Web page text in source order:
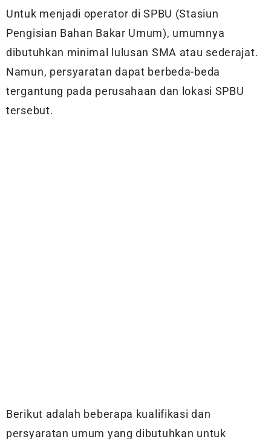
Untuk menjadi operator di SPBU (Stasiun
Pengisian Bahan Bakar Umum), umumnya
dibutuhkan minimal lulusan SMA atau sederajat.
Namun, persyaratan dapat berbeda-beda
tergantung pada perusahaan dan lokasi SPBU
tersebut.
Berikut adalah beberapa kualifikasi dan
persyaratan umum yang dibutuhkan untuk